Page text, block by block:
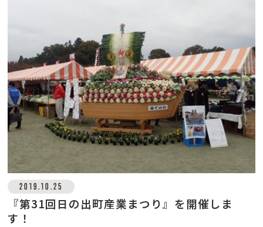
2019.10.25
『第31回日の出町産業まつり』を開催しま
す！